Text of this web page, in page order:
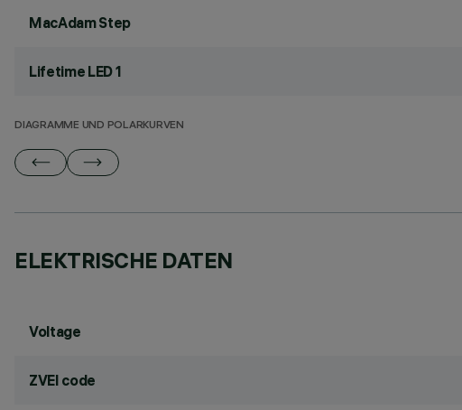
MacAdam Step
Lifetime LED 1
DIAGRAMME UND POLARKURVEN
ELEKTRISCHE DATEN
Voltage
ZVEI code